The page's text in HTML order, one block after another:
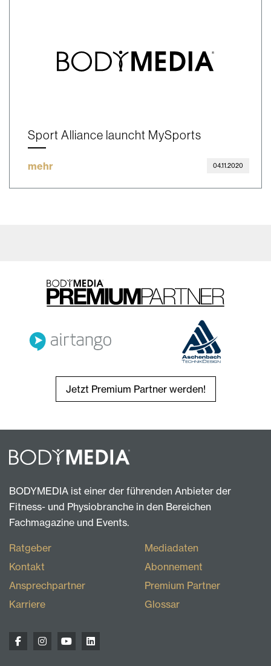
Sport Alliance launcht MySports
mehr 04.11.2020
Jetzt Premium Partner werden!
BODYMEDIA ist einer der führenden Anbieter der
Fitness- und Physiobranche in den Bereichen
Fachmagazine und Events.
Ratgeber
Kontakt
Ansprechpartner
Karriere
Mediadaten
Abonnement
Premium Partner
Glossar